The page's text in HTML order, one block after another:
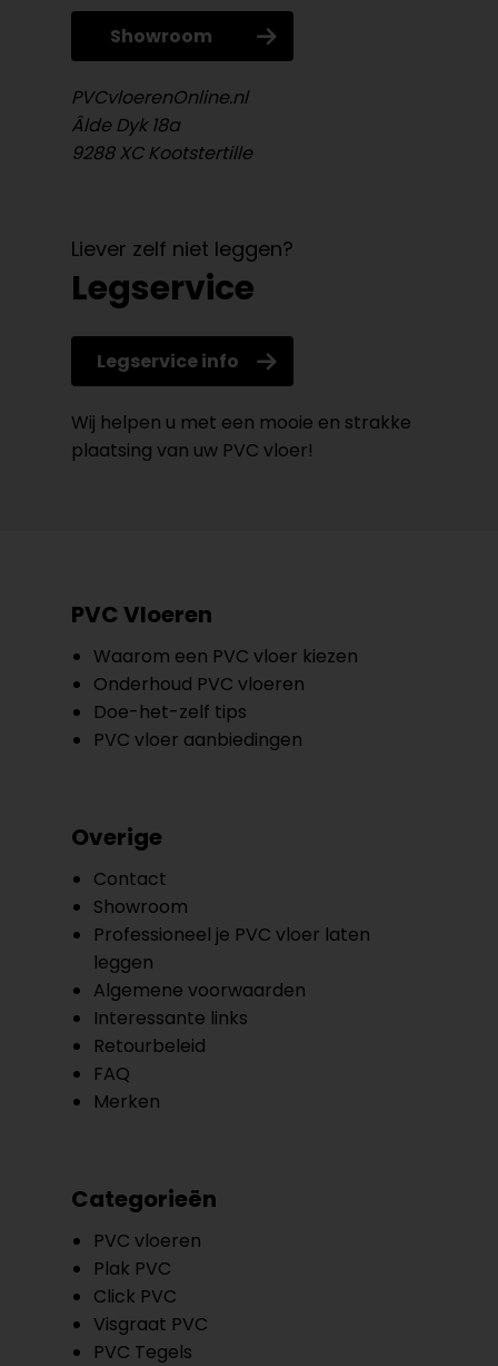
Showroom
PVCvloerenOnline.nl
Âlde Dyk 18a
9288 XC Kootstertille
Liever zelf niet leggen?
Legservice
Legservice info
Wij helpen u met een mooie en strakke
plaatsing van uw PVC vloer!
PVC Vloeren
Waarom een PVC vloer kiezen
Onderhoud PVC vloeren
Doe-het-zelf tips
PVC vloer aanbiedingen
Overige
Contact
Showroom
Professioneel je PVC vloer laten
leggen
Algemene voorwaarden
Interessante links
Retourbeleid
FAQ
Merken
Categorieën
PVC vloeren
Plak PVC
Click PVC
Visgraat PVC
PVC Tegels